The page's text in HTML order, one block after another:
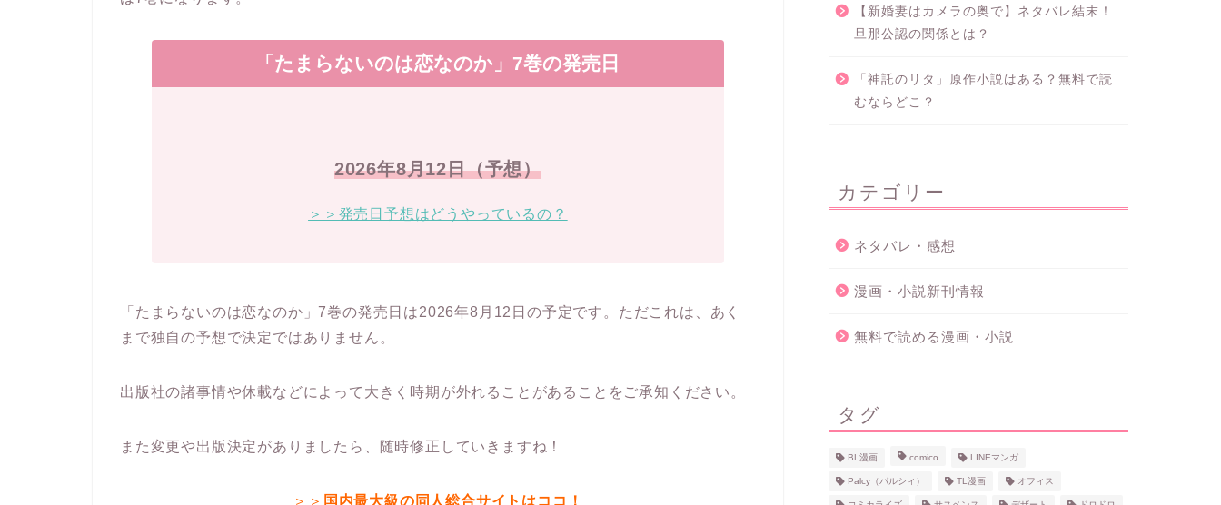
「たまらないのは恋なのか」7巻の発売日
2026年8月12日（予想）
＞＞発売日予想はどうやっているの？
「たまらないのは恋なのか」7巻の発売日は2026年8月12日の予定です。ただこれは、あく
まで独自の予想で決定ではありません。
出版社の諸事情や休載などによって大きく時期が外れることがあることをご承知ください。
また変更や出版決定がありましたら、随時修正していきますね！
＞＞ 国内最大級の同人総合サイトはココ！
【新婚妻はカメラの奥で】ネタバレ結末！
旦那公認の関係とは？
「神託のリタ」原作小説はある？無料で読
むならどこ？
カテゴリー
ネタバレ・感想
漫画・小説新刊情報
無料で読める漫画・小説
タグ
BL漫画 comico LINEマンガ
Palcy（パルシィ） TL漫画 オフィス